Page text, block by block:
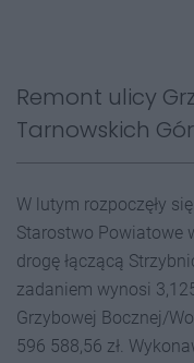
Remont ulicy
Tarnowskich
W lutym rozpoczęły
Starostwo Powiatowe
drogę łączącą
zadaniem wynosi
Grzybowej Bocznej/
596 588,56 zł.